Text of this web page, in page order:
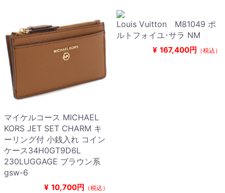
マイケルコース MICHAEL
KORS JET SET CHARM キ
ーリング付 小銭入れ コイン
ケース34H0GT9D6L
230LUGGAGE ブラウン系
gsw-6
¥ 10,700円 （税込）
Louis Vuitton M81049 ポ
ルトフォイユ･サラ NM
¥ 167,400円 （税込）